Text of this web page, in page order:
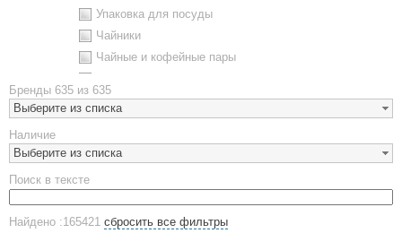
Упаковка для посуды
Чайники
Чайные и кофейные пары
Наборы посуды
Предметы сервировки
Стаканы
Эко кружки
ЕВРОПОСУДА
Аксессуары
Ежедневники и блокноты
Бренды 635 из 635
Выберите из списка
Наличие
Выберите из списка
Поиск в тексте
Найдено :165421 сбросить все фильтры